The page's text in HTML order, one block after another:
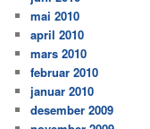
mai 2010
april 2010
mars 2010
februar 2010
januar 2010
desember 2009